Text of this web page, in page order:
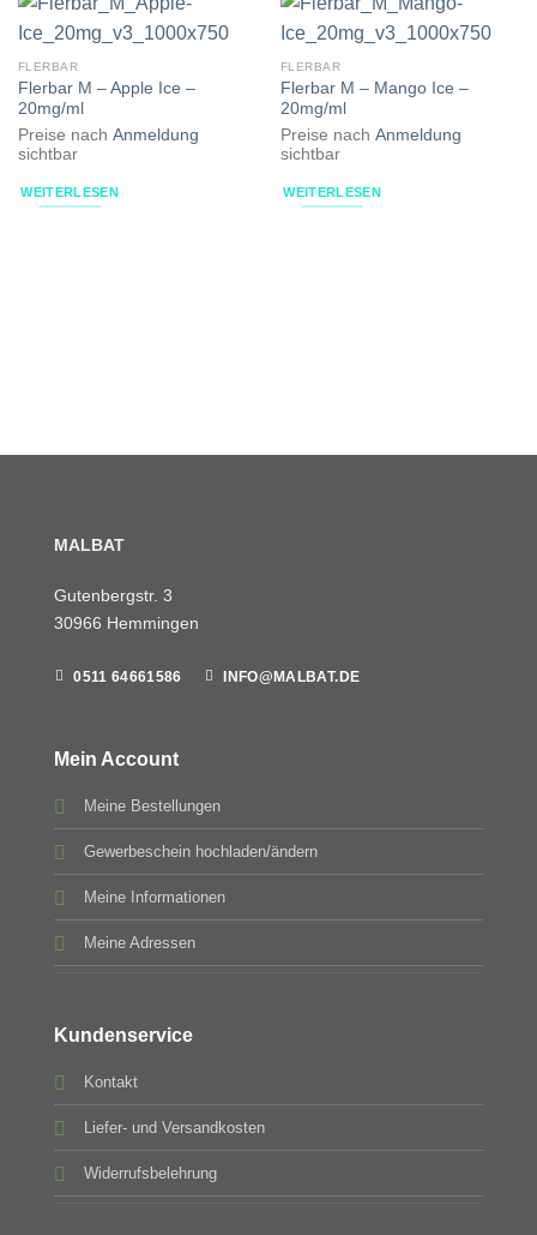
FLERBAR
Flerbar M – Apple Ice –
20mg/ml
Preise nach Anmeldung
sichtbar
WEITERLESEN
FLERBAR
Flerbar M – Mango Ice –
20mg/ml
Preise nach Anmeldung
sichtbar
WEITERLESEN
MALBAT
Gutenbergstr. 3
30966 Hemmingen
0511 64661586 INFO@MALBAT.DE
Mein Account
Meine Bestellungen
Gewerbeschein hochladen/ändern
Meine Informationen
Meine Adressen
Kundenservice
Kontakt
Liefer- und Versandkosten
Widerrufsbelehrung